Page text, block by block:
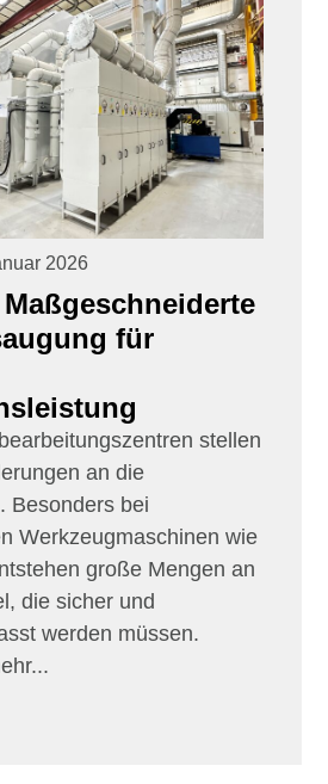
2026
Maßgeschneiderte
für
stellen
an die
Besonders bei
Werkzeugmaschinen wie
große Mengen an
die sicher und
werden müssen.